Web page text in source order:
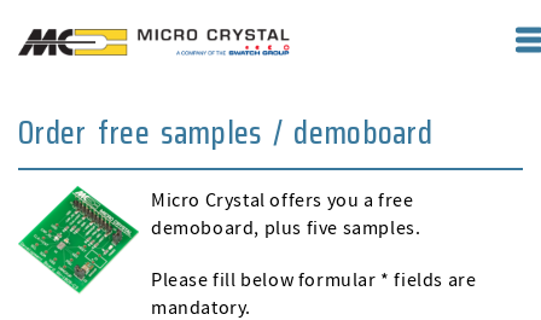
Order free samples / demoboard
Micro Crystal offers you a free
demoboard, plus five samples.
Please fill below formular * fields are
mandatory.